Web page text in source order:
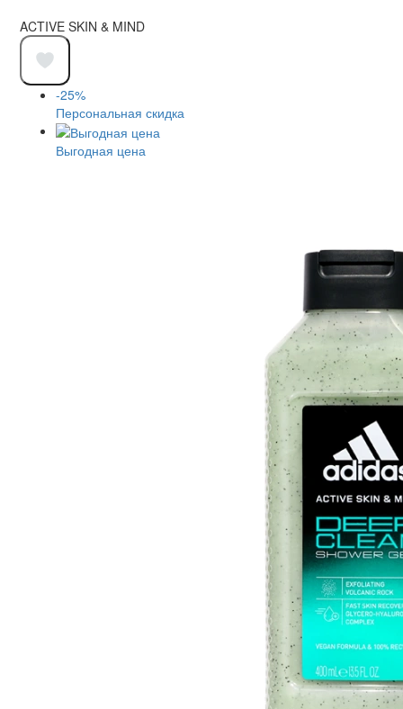
ACTIVE SKIN & MIND
-25%
Персональная скидка
Выгодная цена